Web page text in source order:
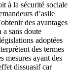
à la sécurité sociale
d’asile
des avantages
a sans doute
adoptées
des termes
mesures ayant des
dissuasif car